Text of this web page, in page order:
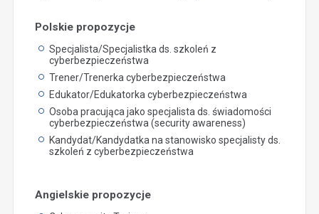
Polskie propozycje
Specjalista/Specjalistka ds. szkoleń z
cyberbezpieczeństwa
Trener/Trenerka cyberbezpieczeństwa
Edukator/Edukatorka cyberbezpieczeństwa
Osoba pracująca jako specjalista ds. świadomości
cyberbezpieczeństwa (security awareness)
Kandydat/Kandydatka na stanowisko specjalisty ds.
szkoleń z cyberbezpieczeństwa
Angielskie propozycje